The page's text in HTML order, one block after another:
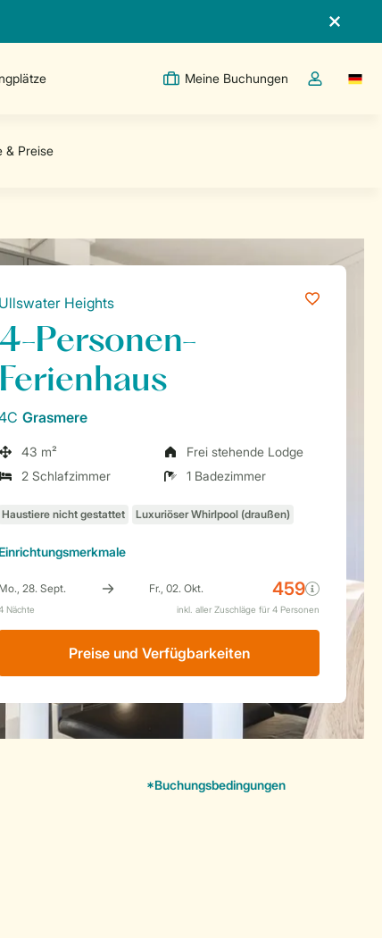
Meine Buchungen
Dropdown-
Ullswater Heights
Personen-
Ferienhaus
Grasmere
43 m²
Frei stehende Lodge
2 Schlafzimmer
1 Badezimmer
Einrichtungsmerkmale
Preise und Verfügbarkeiten